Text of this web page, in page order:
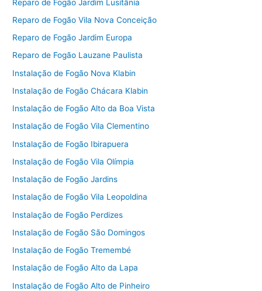
Reparo de Fogão Jardim Lusitânia
Reparo de Fogão Vila Nova Conceição
Reparo de Fogão Jardim Europa
Reparo de Fogão Lauzane Paulista
Instalação de Fogão Nova Klabin
Instalação de Fogão Chácara Klabin
Instalação de Fogão Alto da Boa Vista
Instalação de Fogão Vila Clementino
Instalação de Fogão Ibirapuera
Instalação de Fogão Vila Olímpia
Instalação de Fogão Jardins
Instalação de Fogão Vila Leopoldina
Instalação de Fogão Perdizes
Instalação de Fogão São Domingos
Instalação de Fogão Tremembé
Instalação de Fogão Alto da Lapa
Instalação de Fogão Alto de Pinheiro